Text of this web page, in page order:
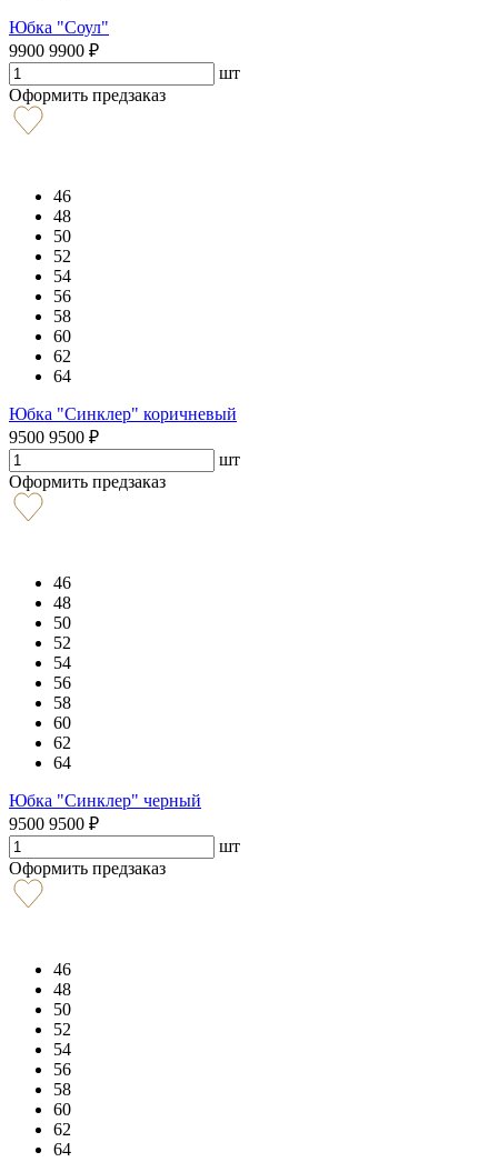
Юбка "Соул"
9900 9900 ₽
шт
Оформить предзаказ
46
48
50
52
54
56
58
60
62
64
Юбка "Синклер" коричневый
9500 9500 ₽
шт
Оформить предзаказ
46
48
50
52
54
56
58
60
62
64
Юбка "Синклер" черный
9500 9500 ₽
шт
Оформить предзаказ
46
48
50
52
54
56
58
60
62
64